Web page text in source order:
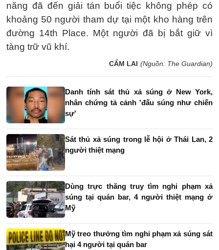
năng đã đến giải tán buổi tiệc không phép có
khoảng 50 người tham dự tại một kho hàng trên
đường 14th Place. Một người đã bị bắt giữ vì
tàng trữ vũ khí.
CẨM LAI (Nguồn: The Guardian)
Danh tính sát thủ xả súng ở New York,
nhân chứng tả cảnh 'đấu súng như chiến
sự'
Sát thủ xả súng trong lễ hội ở Thái Lan, 2
người thiệt mạng
Dùng trực thăng truy tìm nghi phạm xả
súng tại quán bar, 4 người thiệt mạng ở
Mỹ
Mỹ treo thưởng tìm nghi phạm xả súng sát
hại 4 người tại quán bar